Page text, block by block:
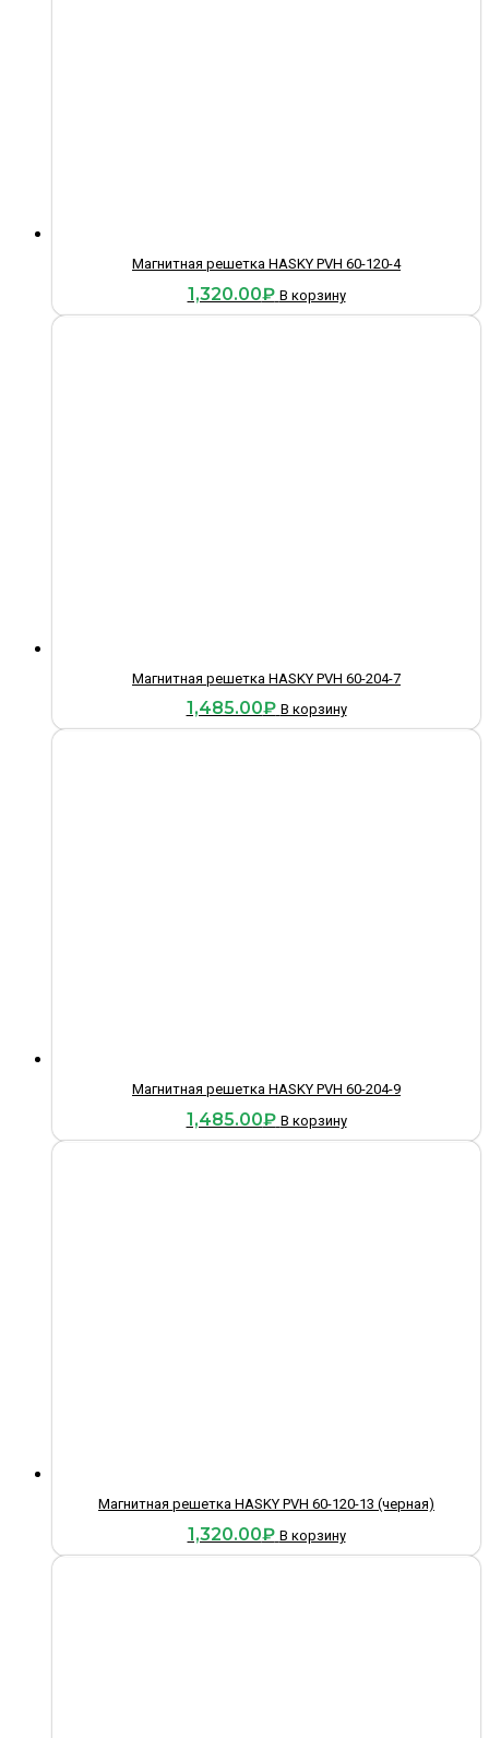
Магнитная решетка HASKY PVH 60-120-4
1,320.00₽ В корзину
Магнитная решетка HASKY PVH 60-204-7
1,485.00₽ В корзину
Магнитная решетка HASKY PVH 60-204-9
1,485.00₽ В корзину
Магнитная решетка HASKY PVH 60-120-13 (черная)
1,320.00₽ В корзину